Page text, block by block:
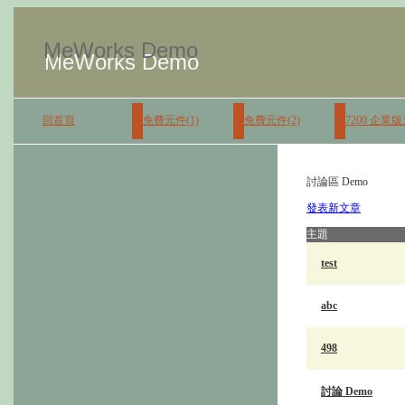
MeWorks Demo
MeWorks Demo
回首頁 免費元件(1) 免費元件(2) 7200 企業
討論區 Demo
發表新文章
主題
test
abc
498
討論 Demo